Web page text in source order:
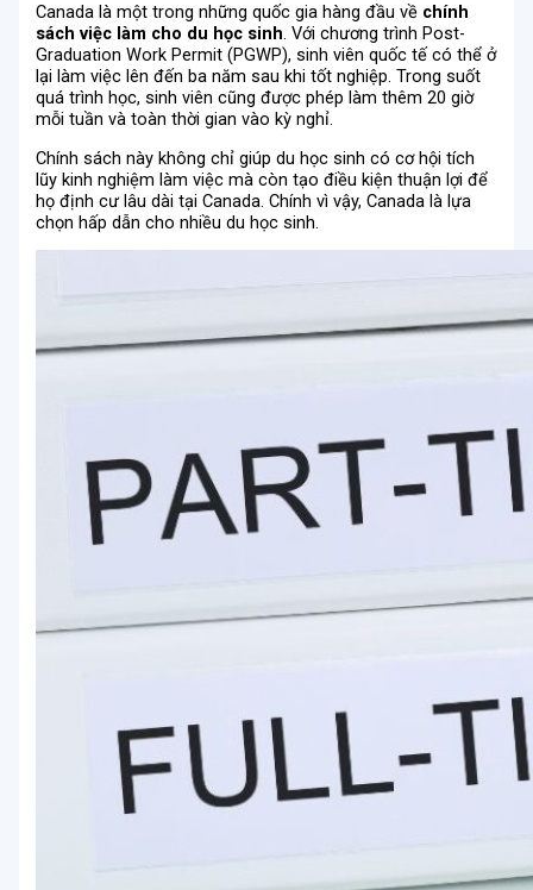
Canada là một trong những quốc gia hàng đầu về chính
sách việc làm cho du học sinh. Với chương trình Post-
Graduation Work Permit (PGWP), sinh viên quốc tế có thể ở
lại làm việc lên đến ba năm sau khi tốt nghiệp. Trong suốt
quá trình học, sinh viên cũng được phép làm thêm 20 giờ
mỗi tuần và toàn thời gian vào kỳ nghỉ.
Chính sách này không chỉ giúp du học sinh có cơ hội tích
lũy kinh nghiệm làm việc mà còn tạo điều kiện thuận lợi để
họ định cư lâu dài tại Canada. Chính vì vậy, Canada là lựa
chọn hấp dẫn cho nhiều du học sinh.